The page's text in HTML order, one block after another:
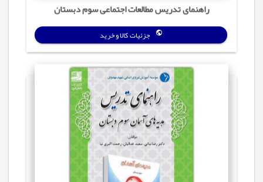
راهنمای تدریس مطالعات اجتماعی سوم دبستان
جزئیات کالا و خرید